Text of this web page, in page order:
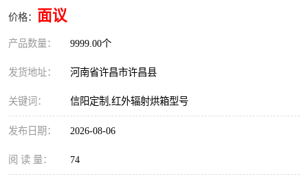
价格： 面议
产品数量： 9999.00个
发货地址： 河南省许昌市许昌县
关键词： 信阳定制,红外辐射烘箱型号
发布日期： 2026-08-06
阅 读 量： 74